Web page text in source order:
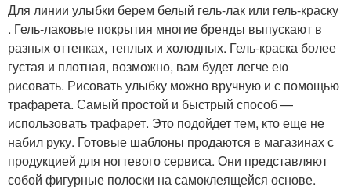
Для линии улыбки берем белый гель-лак или гель-краску
. Гель-лаковые покрытия многие бренды выпускают в
разных оттенках, теплых и холодных. Гель-краска более
густая и плотная, возможно, вам будет легче ею
рисовать. Рисовать улыбку можно вручную и с помощью
трафарета. Самый простой и быстрый способ —
использовать трафарет. Это подойдет тем, кто еще не
набил руку. Готовые шаблоны продаются в магазинах с
продукцией для ногтевого сервиса. Они представляют
собой фигурные полоски на самоклеящейся основе.